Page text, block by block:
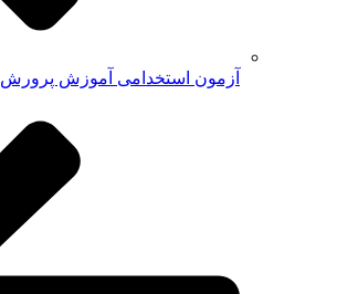
آزمون استخدامی آموزش پرورش